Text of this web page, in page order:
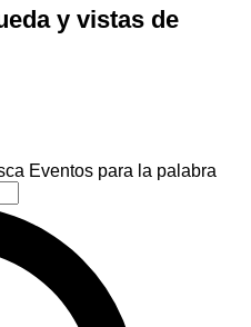
y vistas de
Eventos para la palabra